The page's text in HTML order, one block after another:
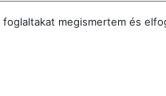
foglaltakat megismertem és